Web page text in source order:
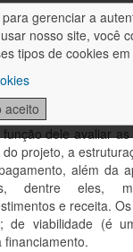
gerenciar a
nosso site, você
tipos de cookies
aceito
econômica
se a elaboração
Dessa
de mercado e
tamanho ou escala
dele avaliar
projeto, a
além da
dentre eles,
e receita.
de viabilidade (é